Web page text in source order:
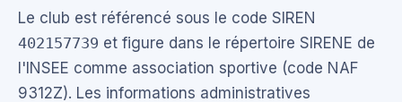
Le club est référencé sous le code SIREN
402157739 et figure dans le répertoire SIRENE de
l'INSEE comme association sportive (code NAF
9312Z). Les informations administratives